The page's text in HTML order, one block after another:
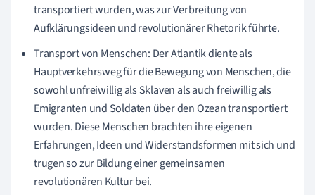
transportiert wurden, was zur Verbreitung von
Aufklärungsideen und revolutionärer Rhetorik führte.
Transport von Menschen: Der Atlantik diente als
Hauptverkehrsweg für die Bewegung von Menschen, die
sowohl unfreiwillig als Sklaven als auch freiwillig als
Emigranten und Soldaten über den Ozean transportiert
wurden. Diese Menschen brachten ihre eigenen
Erfahrungen, Ideen und Widerstandsformen mit sich und
trugen so zur Bildung einer gemeinsamen
revolutionären Kultur bei.